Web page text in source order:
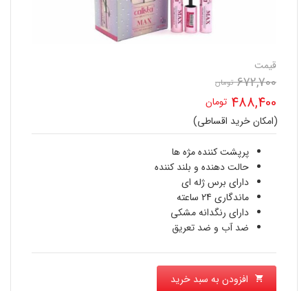
قیمت
672,700 تومان
اصلی
672,700 تومان
بود.
488,400 تومان
قیمت
فعلی
488,400 تومان
است.
(امکان خرید اقساطی)
پرپشت کننده مژه ها
حالت دهنده و بلند کننده
دارای برس ژله ای
ماندگاری 24 ساعته
دارای رنگدانه مشکی
ضد آب و ضد تعریق
افزودن به سبد خرید